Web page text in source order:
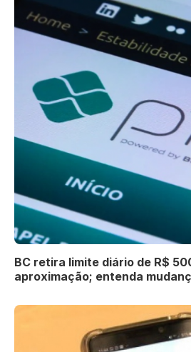
BC retira limite diário de R$
aproximação; entenda